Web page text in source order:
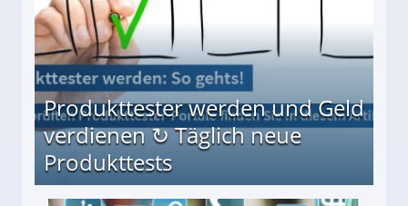
Produkttester werden und Geld
verdienen ↻ Täglich neue
Produkttests
↻ Täglich neue Produkttests